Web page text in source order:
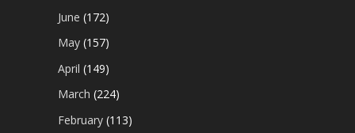
June(172)
May(157)
April(149)
March(224)
February(113)